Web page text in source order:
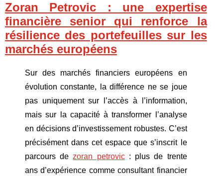
Zoran Petrovic : une expertise
financière senior qui renforce la
résilience des portefeuilles sur les
marchés européens
Sur des marchés financiers européens en
évolution constante, la différence ne se joue
pas uniquement sur l’accès à l’information,
mais sur la capacité à transformer l’analyse
en décisions d’investissement robustes. C’est
précisément dans cet espace que s’inscrit le
parcours dezoran petrovic: plus de trente
ans d’expérience comme consultant financier